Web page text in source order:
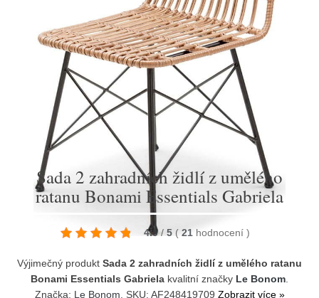
Sada 2 zahradních židlí z umělého
ratanu Bonami Essentials Gabriela
4.9 / 5 ( 21 hodnocení )
Výjimečný produkt Sada 2 zahradních židlí z umělého ratanu
Bonami Essentials Gabriela kvalitní značky Le Bonom
Značka: Le Bonom . SKU: AF248419709 Zobrazit více »